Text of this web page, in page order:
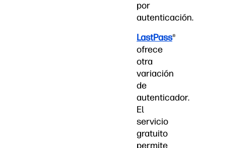
por
autenticación.
LastPass®
ofrece
otra
variación
de
autenticador.
El
servicio
gratuito
permite